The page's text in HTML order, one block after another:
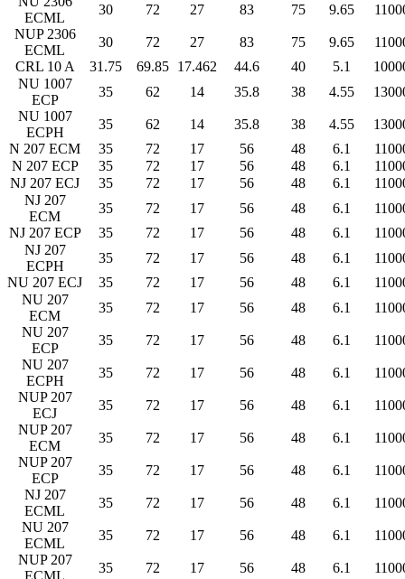
ECML
30 72 27 83 75 9.65
NUP 2306
ECML
30 72 27 83 75 9.65
CRL 10 A
31.75 69.85 17.462 44.6 40 5.1
NU 1007
ECP
35 62 14 35.8 38 4.55
NU 1007
ECPH
35 62 14 35.8 38 4.55
N 207 ECM
35 72 17 56 48 6.1
N 207 ECP
35 72 17 56 48 6.1
NJ 207 ECJ
35 72 17 56 48 6.1
NJ 207
ECM
35 72 17 56 48 6.1
NJ 207 ECP
35 72 17 56 48 6.1
NJ 207
ECPH
35 72 17 56 48 6.1
NU 207 ECJ
35 72 17 56 48 6.1
NU 207
ECM
35 72 17 56 48 6.1
NU 207
ECP
35 72 17 56 48 6.1
NU 207
ECPH
35 72 17 56 48 6.1
NUP 207
ECJ
35 72 17 56 48 6.1
NUP 207
ECM
35 72 17 56 48 6.1
NUP 207
ECP
35 72 17 56 48 6.1
NJ 207
ECML
35 72 17 56 48 6.1
NU 207
ECML
35 72 17 56 48 6.1
NUP 207
35 72 17 56 48 6.1